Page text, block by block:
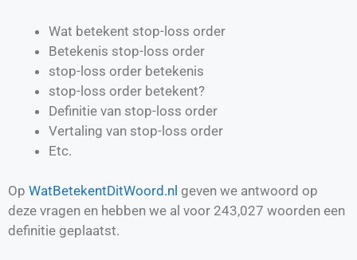
Wat betekent stop-loss order
Betekenis stop-loss order
stop-loss order betekenis
stop-loss order betekent?
Definitie van stop-loss order
Vertaling van stop-loss order
Etc.
Op WatBetekentDitWoord.nl geven we antwoord op
deze vragen en hebben we al voor 243,027 woorden een
definitie geplaatst.